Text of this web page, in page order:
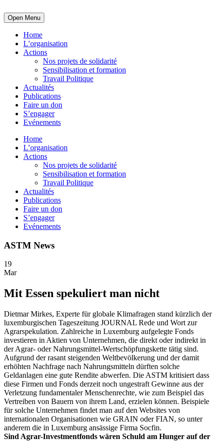
Open Menu
Home
L’organisation
Actions
Nos projets de solidarité
Sensibilisation et formation
Travail Politique
Actualités
Publications
Faire un don
S’engager
Evénements
Home
L’organisation
Actions
Nos projets de solidarité
Sensibilisation et formation
Travail Politique
Actualités
Publications
Faire un don
S’engager
Evénements
ASTM News
19
Mar
Mit Essen spekuliert man nicht
Dietmar Mirkes, Experte für globale Klimafragen stand kürzlich der
luxemburgischen Tageszeitung JOURNAL Rede und Wort zur
Agrarspekulation. Zahlreiche in Luxemburg aufgelegte Fonds
investieren in Aktien von Unternehmen, die direkt oder indirekt in
der Agrar- oder Nahrungsmittel-Wertschöpfungskette tätig sind.
Aufgrund der rasant steigenden Weltbevölkerung und der damit
erhöhten Nachfrage nach Nahrungsmitteln dürften solche
Geldanlagen eine gute Rendite abwerfen. Die ASTM kritisiert dass
diese Firmen und Fonds derzeit noch ungestraft Gewinne aus der
Verletzung fundamentaler Menschenrechte, wie zum Beispiel das
Vertreiben von Bauern von ihrem Land, erzielen können. Beispiele
für solche Unternehmen findet man auf den Websites von
internationalen Organisationen wie GRAIN oder FIAN, so unter
anderem die in Luxemburg ansässige Firma Socfin.
Sind Agrar-Investmentfonds wären Schuld am Hunger auf der